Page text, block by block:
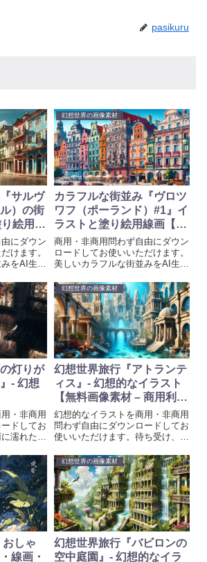
pasikuru
サルヴ
）の街
絵用線
商用利
にダウン
けます。
をAI生成
。待ち受
や創造的
えるため
。画像生
していま
幻想世界の画像素材
カラフルな街並み『ヴロツ
ワフ（ポーランド）#1』イ
ラストと塗り絵用線画【無
料画像素材 – 商用利用可】
商用・非商用問わず自由にダウン
ロードしてお使いいただけます。
美しいカラフルな街並みをAI生成
材として提供しています。待ち受
け、壁紙、プロジェクトや創造的
な取り組みに彩りを加えるため
に、ぜひお使いください。画像生
成時のプロンプトも掲載していま
す。
灯りが
- 幻想
・非商用
ドしてお
濡れた石
幻想的な
ジュアル
きます。幻
幻想世界の画像素材
幻想世界旅行『アトランテ
ィス』- 幻想的なイラスト
【無料画像素材 – 商用利用
可】
幻想的なイラストを商用・非商用
問わず自由にダウンロードしてお
使いいただけます。待ち受け、壁
組みに彩りを加えるために、ぜひ
お使いください。画像生成時のプ
ロンプトも掲載しています。
おしゃ
線画・
幻想世界の画像素材
幻想世界旅行『バビロンの
空中庭園』- 幻想的なイラ